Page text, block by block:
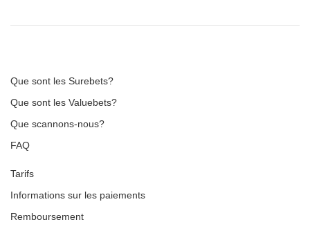
Que sont les Surebets?
Que sont les Valuebets?
Que scannons-nous?
FAQ
Tarifs
Informations sur les paiements
Remboursement